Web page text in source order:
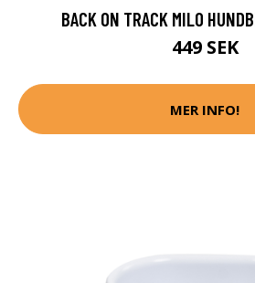
BACK ON TRACK MILO
449 SEK
MER INFO!